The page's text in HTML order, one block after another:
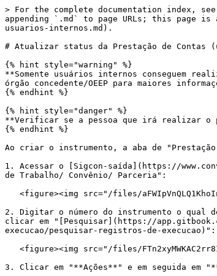
> For the complete documentation index,
appending `.md` to page URLs; this page
usuarios-internos.md).
# Atualizar status da Prestação de Contas
{% hint style="warning" %}
**Somente usuários internos conseguem
órgão concedente/OEEP para maiores
{% endhint %}
{% hint style="danger" %}
**Verificar se a pessoa que irá realizar o
{% endhint %}
Ao criar o instrumento, a aba de
1. Acessar o [Sigcon-saída](https://
de Trabalho/ Convênio/ Parceria":
2. Digitar o número do instrumento o qual
clicar em "[Pesquisar](https://
execucao/pesquisar-registros-de-execucao)":
3. Clicar em "**Ações**" e em seguida em